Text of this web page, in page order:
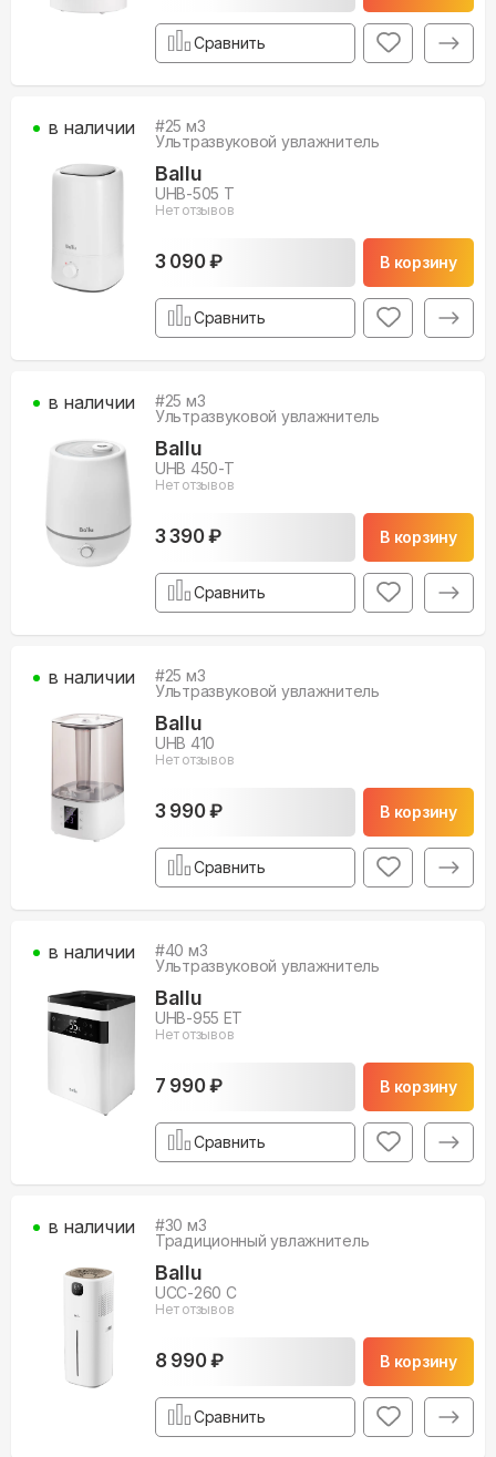
Сравнить
#25 м3
Ультразвуковой увлажнитель
Ballu
UHB-505 T
Нет отзывов
3 090 ₽ В корзину
в наличии
Сравнить
#25 м3
Ультразвуковой увлажнитель
Ballu
UHB 450-T
Нет отзывов
3 390 ₽ В корзину
в наличии
Сравнить
#25 м3
Ультразвуковой увлажнитель
Ballu
UHB 410
Нет отзывов
3 990 ₽ В корзину
в наличии
Сравнить
#40 м3
Ультразвуковой увлажнитель
Ballu
UHB-955 ET
Нет отзывов
7 990 ₽ В корзину
в наличии
Сравнить
#30 м3
Традиционный увлажнитель
Ballu
UCC-260 C
Нет отзывов
8 990 ₽ В корзину
в наличии
Сравнить